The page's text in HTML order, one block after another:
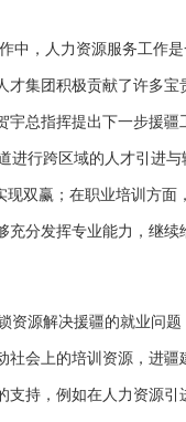
中，人力资源服务工作
集团积极贡献了许多宝
总指挥提出下一步援疆
进行跨区域的人才引进与
双赢；在职业培训方面
分发挥专业能力，继续
源解决援疆的就业问题
社会上的培训资源，进
持，例如在人力资源引